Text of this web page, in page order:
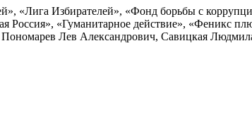
«Лига Избирателей», «Фонд борьбы с
«Гуманитарное действие», «Феникс
Лев Александрович, Савицкая